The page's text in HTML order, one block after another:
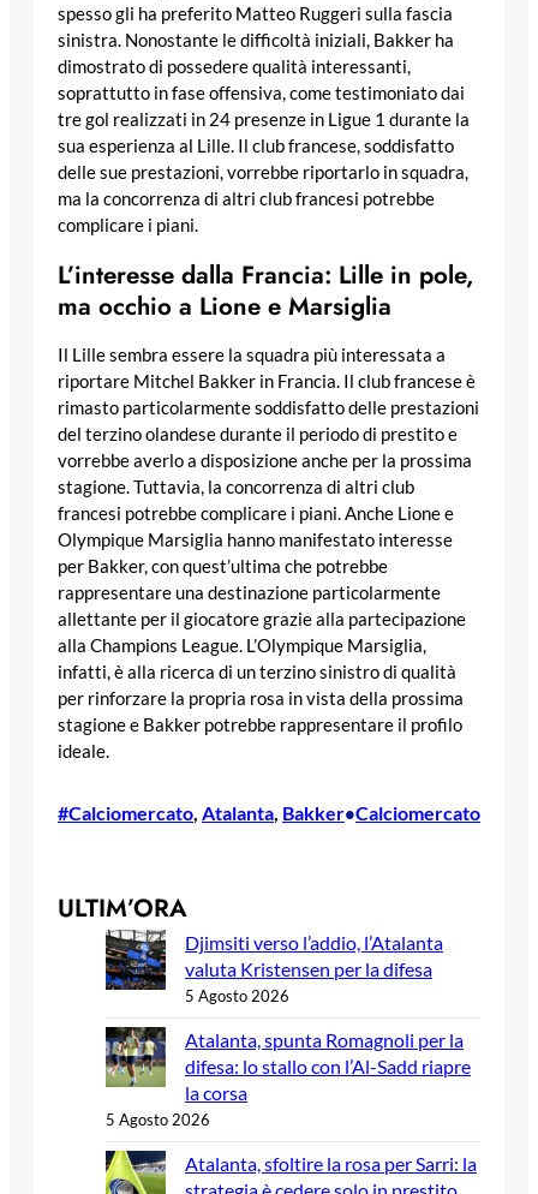
spesso gli ha preferito Matteo Ruggeri sulla fascia
sinistra. Nonostante le difficoltà iniziali, Bakker ha
dimostrato di possedere qualità interessanti,
soprattutto in fase offensiva, come testimoniato dai
tre gol realizzati in 24 presenze in Ligue 1 durante la
sua esperienza al Lille. Il club francese, soddisfatto
delle sue prestazioni, vorrebbe riportarlo in squadra,
ma la concorrenza di altri club francesi potrebbe
complicare i piani.
L’interesse dalla Francia: Lille in pole,
ma occhio a Lione e Marsiglia
Il Lille sembra essere la squadra più interessata a
riportare Mitchel Bakker in Francia. Il club francese è
rimasto particolarmente soddisfatto delle prestazioni
del terzino olandese durante il periodo di prestito e
vorrebbe averlo a disposizione anche per la prossima
stagione. Tuttavia, la concorrenza di altri club
francesi potrebbe complicare i piani. Anche Lione e
Olympique Marsiglia hanno manifestato interesse
per Bakker, con quest’ultima che potrebbe
rappresentare una destinazione particolarmente
allettante per il giocatore grazie alla partecipazione
alla Champions League. L’Olympique Marsiglia,
infatti, è alla ricerca di un terzino sinistro di qualità
per rinforzare la propria rosa in vista della prossima
stagione e Bakker potrebbe rappresentare il profilo
ideale.
#Calciomercato, Atalanta, Bakker•Calciomercato
ULTIM’ORA
Djimsiti verso l’addio, l’Atalanta
valuta Kristensen per la difesa
5 Agosto 2026
Atalanta, spunta Romagnoli per la
difesa: lo stallo con l’Al-Sadd riapre
la corsa
5 Agosto 2026
Atalanta, sfoltire la rosa per Sarri: la